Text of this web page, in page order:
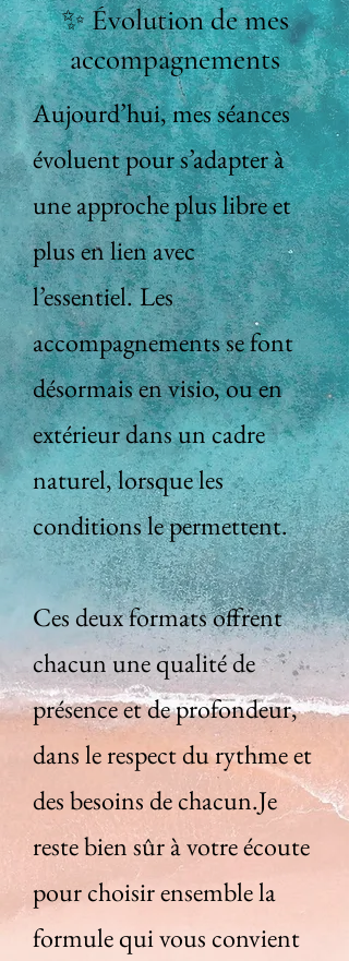
✨Évolution de mes
accompagnements
Aujourd’hui,mes séances
évoluent pour s’adapter à
une approche plus libre et
plus en lien avec
l’essentiel.Les
accompagnements se font
désormais en visio, ou en
extérieur dans un cadre
naturel, lorsque les
conditions le permettent.
Ces deux formats offrent
chacun une qualité de
présence et de profondeur,
dans le respect du rythme et
des besoins de chacun.Je
reste bien sûr à votre écoute
pour choisir ensemble la
formule qui vous convient